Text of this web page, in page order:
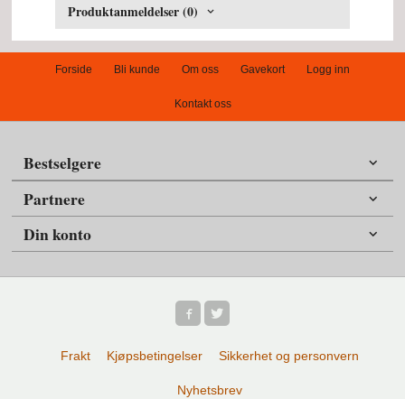
Produktanmeldelser (0)
Forside Bli kunde Om oss Gavekort Logg inn
Kontakt oss
Bestselgere
Partnere
Din konto
Frakt Kjøpsbetingelser Sikkerhet og personvern
Nyhetsbrev